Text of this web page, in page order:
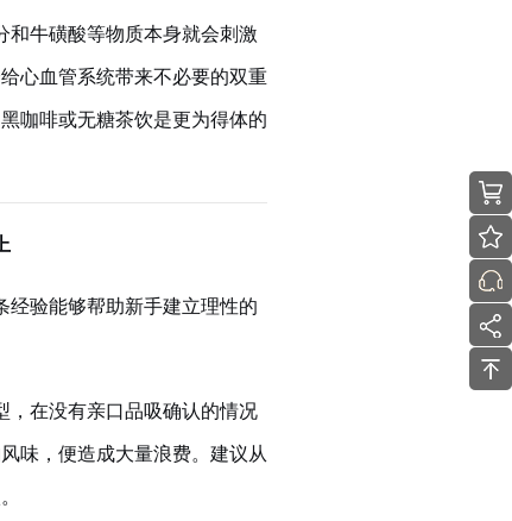
和牛磺酸等物质本身就会刺激
心血管系统带来不必要的双重
咖啡或无糖茶饮是更为得体的
经验能够帮助新手建立理性的
，在没有亲口品吸确认的情况
味，便造成大量浪费。建议从